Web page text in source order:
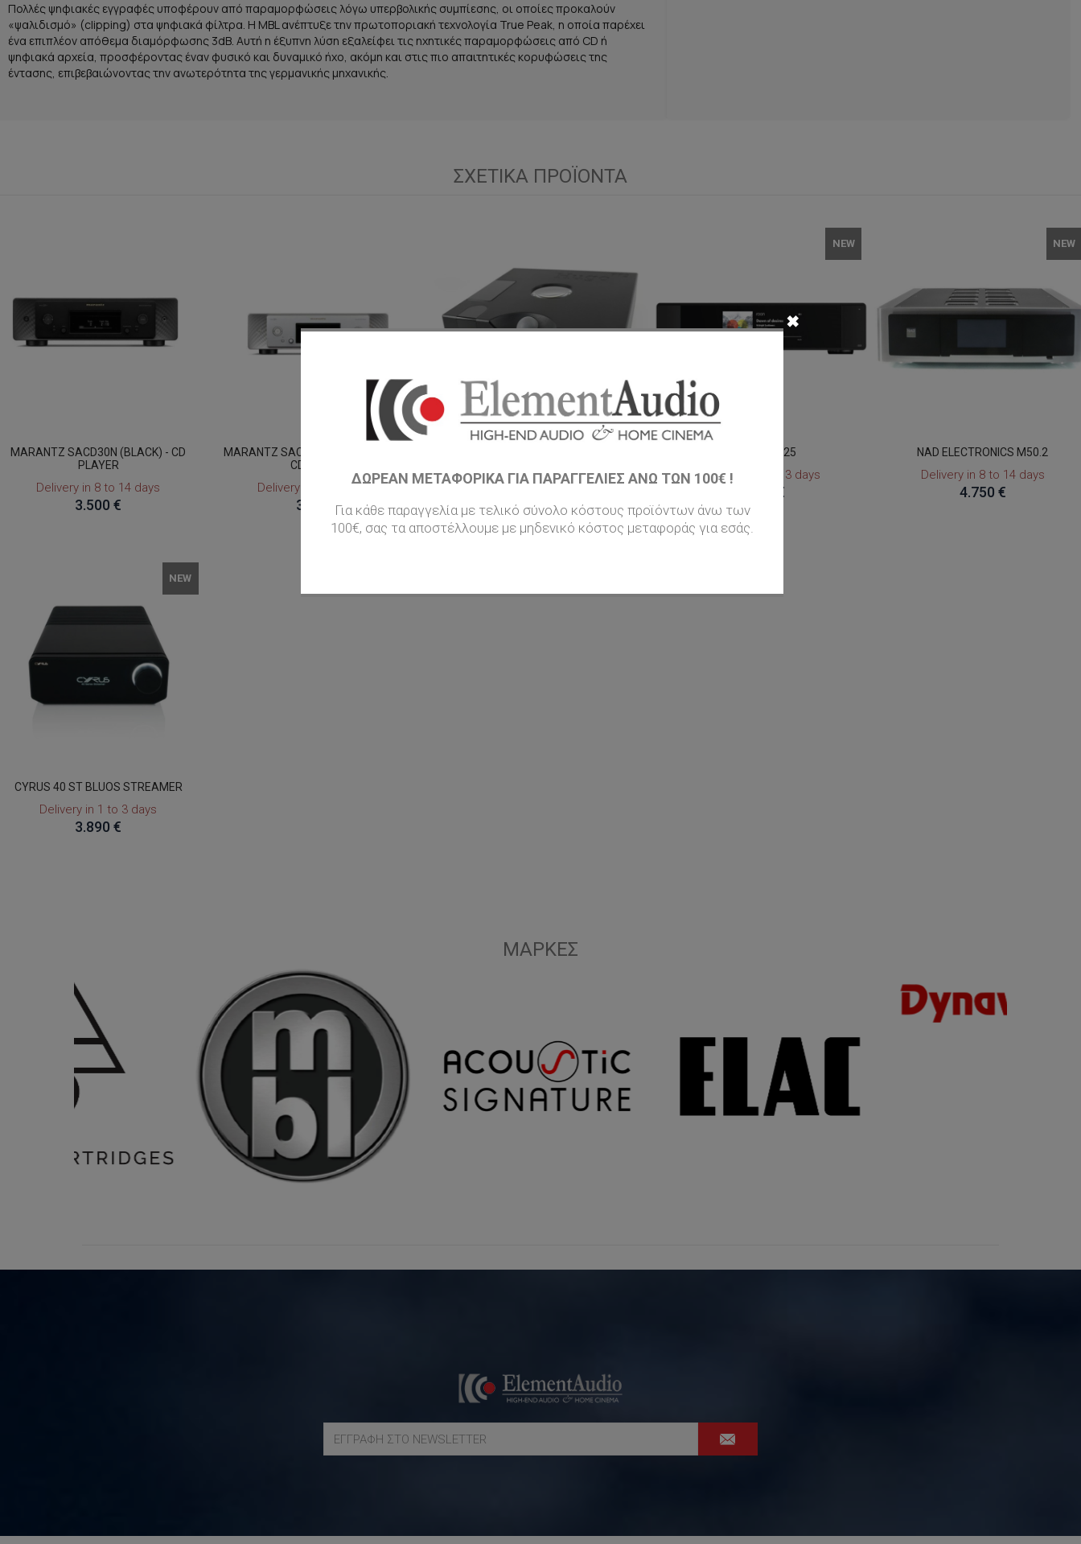
Πολλές ψηφιακές εγγραφές υποφέρουν από παραμορφώσεις λόγω υπερβολικής συμπίεσης, οι οποίες προκαλούν
«ψαλιδισμό» (clipping) στα ψηφιακά φίλτρα. Η MBL ανέπτυξε την πρωτοποριακή τεχνολογία True Peak, η οποία παρέχει
ένα επιπλέον απόθεμα διαμόρφωσης 3dB. Αυτή η έξυπνη λύση εξαλείφει τις ηχητικές παραμορφώσεις από CD ή
ψηφιακά αρχεία, προσφέροντας έναν φυσικό και δυναμικό ήχο, ακόμη και στις πιο απαιτητικές κορυφώσεις της
έντασης, επιβεβαιώνοντας την ανωτερότητα της γερμανικής μηχανικής.
ΣΧΕΤΙΚΆ ΠΡΟΪΌΝΤΑ
MARANTZ SACD30N (BLACK) - CD
PLAYER
Delivery in 8 to 14 days
3.500 €
MARANTZ SACD30N (SILVER/GOLD) -
CD PLAYER
Delivery in 8 to 14 days
3.500 €
Delivery in 8 to 14 days
NEW
ARCAM ST25
Delivery in 1 to 3 days
1.890 €
NEW
NAD ELECTRONICS M50.2
Delivery in 8 to 14 days
4.750 €
NEW
CYRUS 40 ST BLUOS STREAMER
Delivery in 1 to 3 days
3.890 €
ΜΆΡΚΕΣ
✖
ΔΩΡΕΑΝ ΜΕΤΑΦΟΡΙΚΆ ΓΙΑ ΠΑΡΑΓΓΕΛΊΕΣ ΆΝΩ ΤΩΝ 100€ !
Για κάθε παραγγελία με τελικό σύνολο κόστους προϊόντων άνω των
100€, σας τα αποστέλλουμε με μηδενικό κόστος μεταφοράς για εσάς.